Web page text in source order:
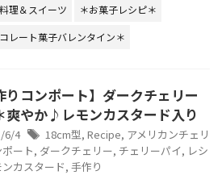
理＆スイーツ
＊お菓子レシピ＊
レート菓子バレンタイン＊
りコンポート】ダークチェリー
爽やか♪レモンカスタード入り
6/4 18cm型, Recipe, アメリカンチェリ
ート, ダークチェリー, チェリーパイ, レシ
ンカスタード, 手作り